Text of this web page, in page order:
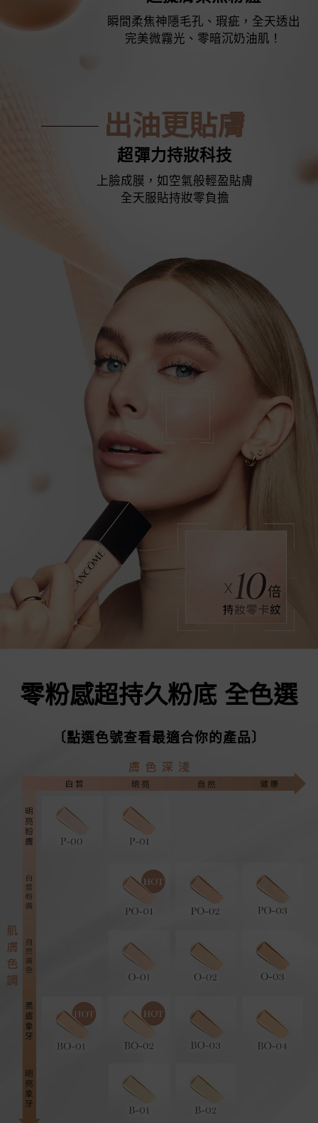
瞬間柔焦神隱毛孔、瑕疵，全天透出
完美微霧光、零暗沉奶油肌！
出油更貼膚
超彈力持妝科技
上臉成膜，如空氣般輕盈貼膚
全天服貼持妝零負擔
零粉感超持久粉底 全色選
〔點選色號查看最適合你的產品〕